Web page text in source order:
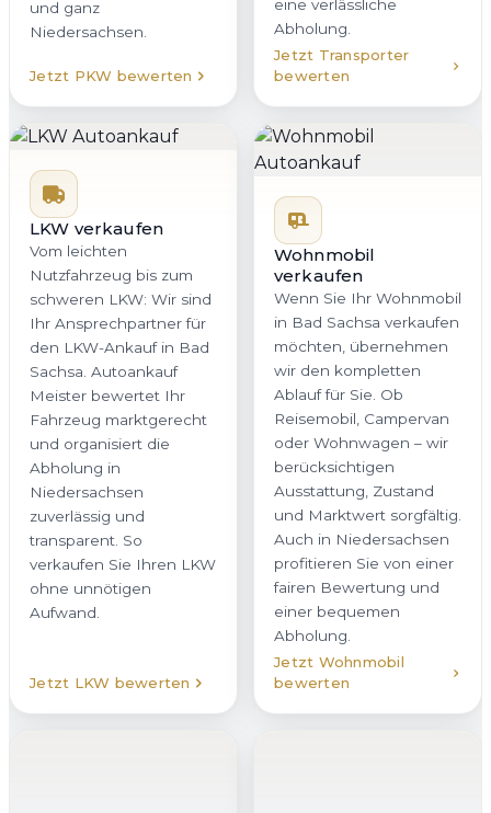
und ganz
Niedersachsen.
Jetzt PKW bewerten
eine verlässliche
Abholung.
Jetzt Transporter
bewerten
LKW verkaufen
Vom leichten
Nutzfahrzeug bis zum
schweren LKW: Wir sind
Ihr Ansprechpartner für
den LKW-Ankauf in Bad
Sachsa. Autoankauf
Meister bewertet Ihr
Fahrzeug marktgerecht
und organisiert die
Abholung in
Niedersachsen
zuverlässig und
transparent. So
verkaufen Sie Ihren LKW
ohne unnötigen
Aufwand.
Jetzt LKW bewerten
Wohnmobil
verkaufen
Wenn Sie Ihr Wohnmobil
in Bad Sachsa verkaufen
möchten, übernehmen
wir den kompletten
Ablauf für Sie. Ob
Reisemobil, Campervan
oder Wohnwagen – wir
berücksichtigen
Ausstattung, Zustand
und Marktwert sorgfältig.
Auch in Niedersachsen
profitieren Sie von einer
fairen Bewertung und
einer bequemen
Abholung.
Jetzt Wohnmobil
bewerten